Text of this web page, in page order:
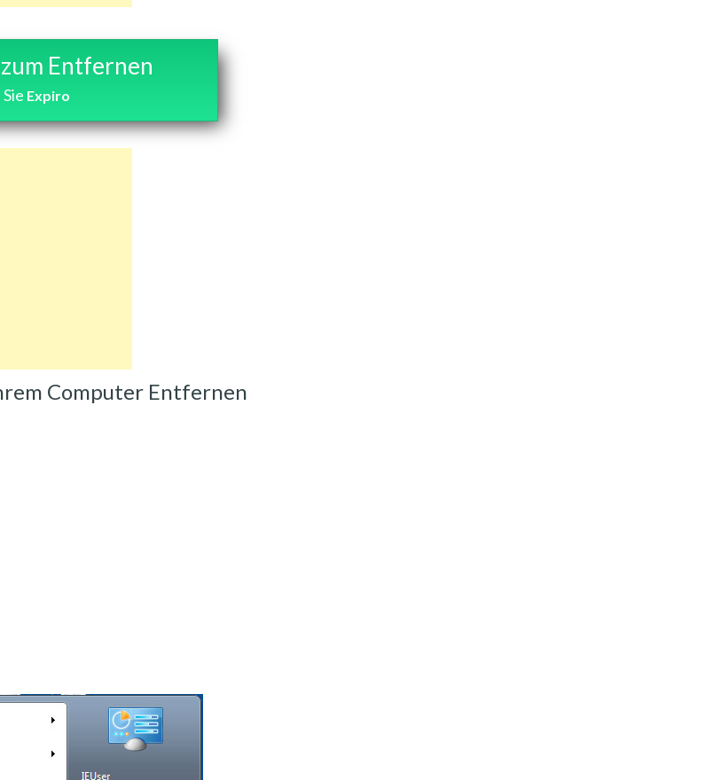
Entfernen
Expiro
Computer Entfernen